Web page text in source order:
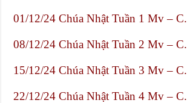
01/12/24 Chúa Nhật Tuần 1 Mv – C.
08/12/24 Chúa Nhật Tuần 2 Mv – C.
15/12/24 Chúa Nhật Tuần 3 Mv – C.
22/12/24 Chúa Nhật Tuần 4 Mv – C.